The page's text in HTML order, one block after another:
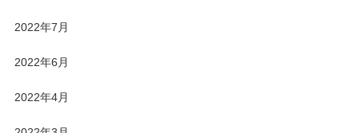
2022年7月
2022年6月
2022年4月